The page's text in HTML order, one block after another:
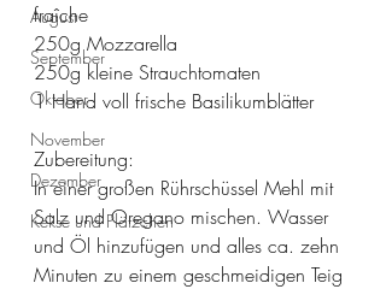
August
September
Oktober
November
Dezember
Kekse und Plätzchen
fraîche
250g Mozzarella
250g kleine Strauchtomaten
1 Hand voll frische Basilikumblätter
Zubereitung:
In einer großen Rührschüssel Mehl mit
Salz und Oregano mischen. Wasser
und Öl hinzufügen und alles ca. zehn
Minuten zu einem geschmeidigen Teig